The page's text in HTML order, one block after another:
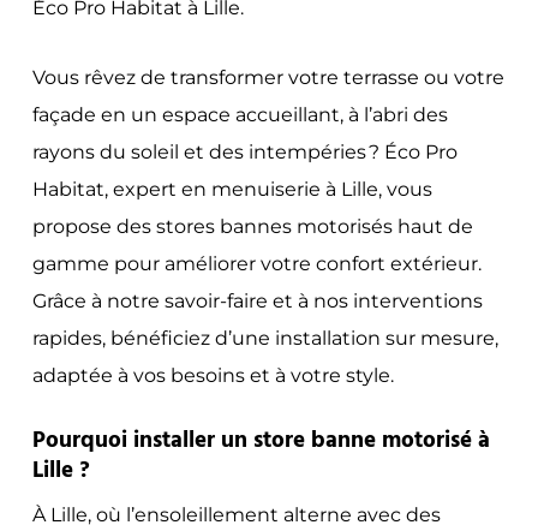
Éco Pro Habitat à Lille.
Vous rêvez de transformer votre terrasse ou votre
façade en un espace accueillant, à l’abri des
rayons du soleil et des intempéries ? Éco Pro
Habitat, expert en menuiserie à Lille, vous
propose des stores bannes motorisés haut de
gamme pour améliorer votre confort extérieur.
Grâce à notre savoir-faire et à nos interventions
rapides, bénéficiez d’une installation sur mesure,
adaptée à vos besoins et à votre style.
Pourquoi installer un store banne motorisé à
Lille ?
À Lille, où l’ensoleillement alterne avec des